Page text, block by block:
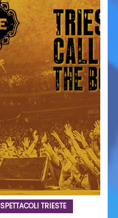
SPETTACOLI TRIESTE